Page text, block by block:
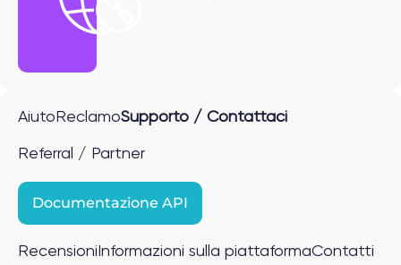
Aiuto ReclamoSupporto / Contattaci
Referral / Partner
Documentazione API
Recensioni Informazioni sulla piattaformaContatti